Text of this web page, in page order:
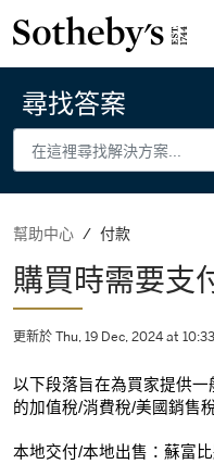
尋找答案
幫助中心 付款
購買時需要支
更新於 Thu, 19 Dec, 2024 at
以下段落旨在為買家提供
的加值稅/消費稅/美國銷售
本地交付/本地出售： 蘇富